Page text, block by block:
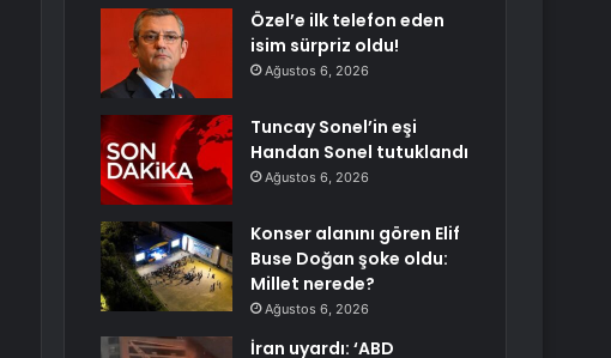
Özel’e ilk telefon eden
isim sürpriz oldu!
Ağustos 6, 2026
Tuncay Sonel’in eşi
Handan Sonel tutuklandı
Ağustos 6, 2026
Konser alanını gören Elif
Buse Doğan şoke oldu:
Millet nerede?
Ağustos 6, 2026
İran uyardı: ‘ABD